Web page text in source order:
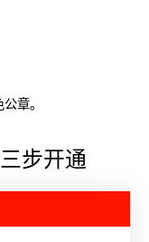
章。
步开通